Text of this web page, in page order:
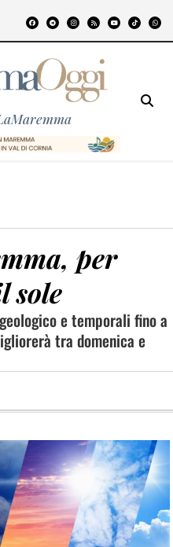
per
sole
e temporali fino a
tra domenica e